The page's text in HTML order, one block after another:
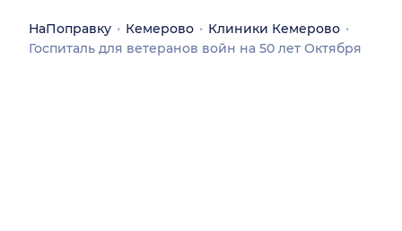
НаПоправку Кемерово
Клиники Кемерово
Госпиталь для ветеранов войн на 50 лет Октября